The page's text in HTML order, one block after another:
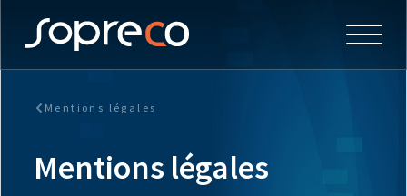
Mentions légales
Mentions légales